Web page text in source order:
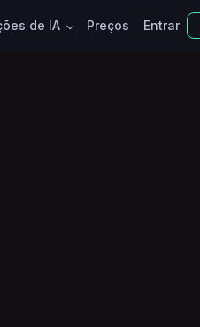
de IA Preços Entrar